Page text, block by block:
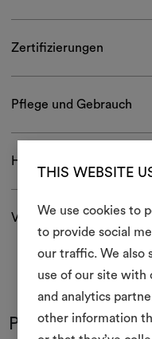
THIS WEBSITE
We use cookies to
to provide social
our traffic. We also
use of our site with
and analytics
other information
Zertifizierungen
Pflege und Gebrauch
Herunterladen
Versand und
Produkt im
Farben